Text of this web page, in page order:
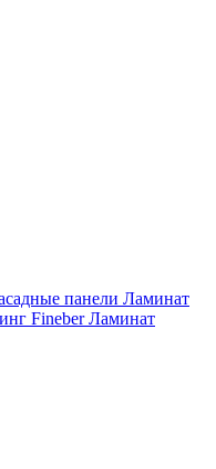
панели Ламинат
FineberЛаминат